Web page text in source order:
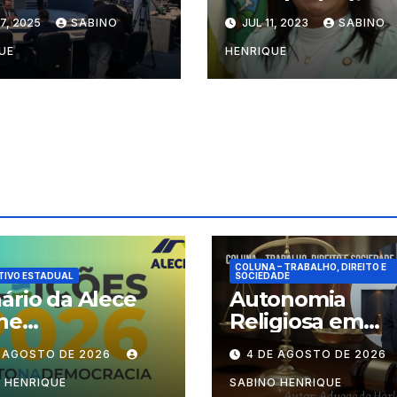
isenção de
IPTU para 36
2025 SABINO
propõe
de Areninha no
Parque
Vargas
JUL 11, 2023 SABINO
HENRIQUE
ESTADUAL
da Alece
das
durante o
eleitoral
AGOSTO DE 2026
COLUNA – TRABALHO, DIREITO E
SOCIEDADE
Autonomia
Religiosa em
Julgamento:
decide as
dentro dos
4 DE AGOSTO DE 2026
SABINO HENRIQUE